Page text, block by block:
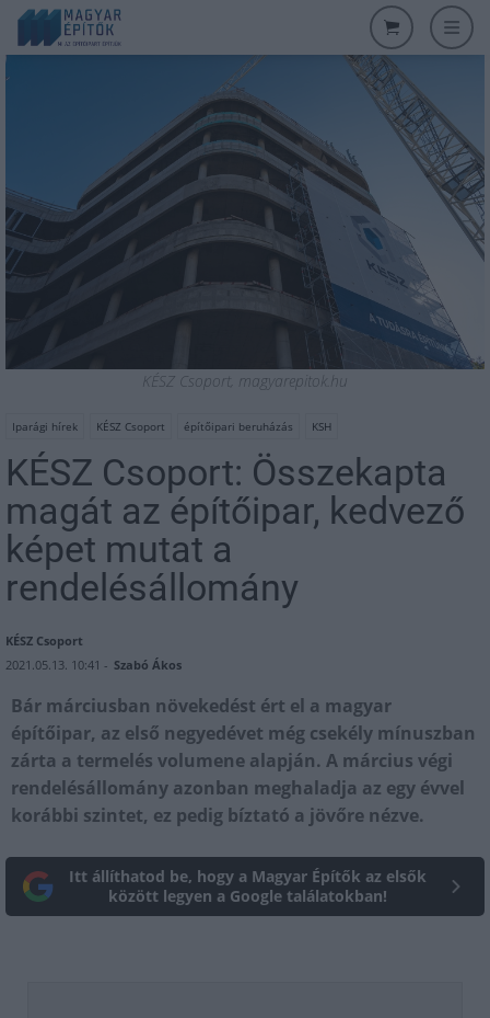
KÉSZ Csoport, magyarepitok.hu
Iparági hírek KÉSZ Csoport építőipari beruházás KSH
KÉSZ Csoport: Összekapta
magát az építőipar, kedvező
képet mutat a
rendelésállomány
KÉSZ Csoport
2021.05.13. 10:41 - Szabó Ákos
Bár márciusban növekedést ért el a magyar
építőipar, az első negyedévet még csekély mínuszban
zárta a termelés volumene alapján. A március végi
rendelésállomány azonban meghaladja az egy évvel
korábbi szintet, ez pedig bíztató a jövőre nézve.
Itt állíthatod be, hogy a Magyar Építők az elsők
között legyen a Google találatokban!